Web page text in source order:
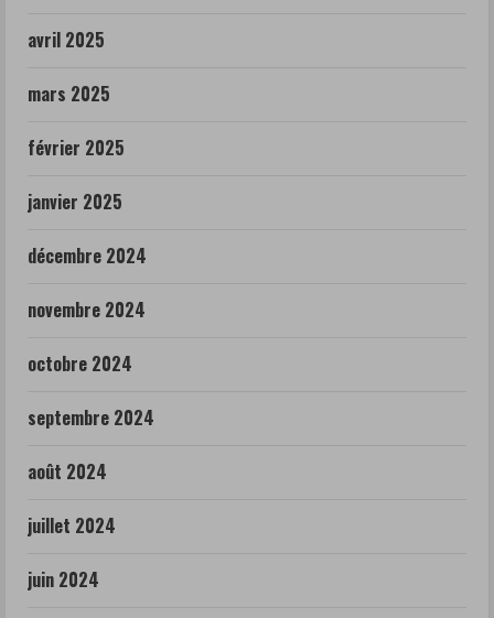
avril 2025
mars 2025
février 2025
janvier 2025
décembre 2024
novembre 2024
octobre 2024
septembre 2024
août 2024
juillet 2024
juin 2024